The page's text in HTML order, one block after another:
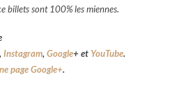
billets sont 100% les miennes.
,Instagram,Google+ et YouTube.
page Google+.